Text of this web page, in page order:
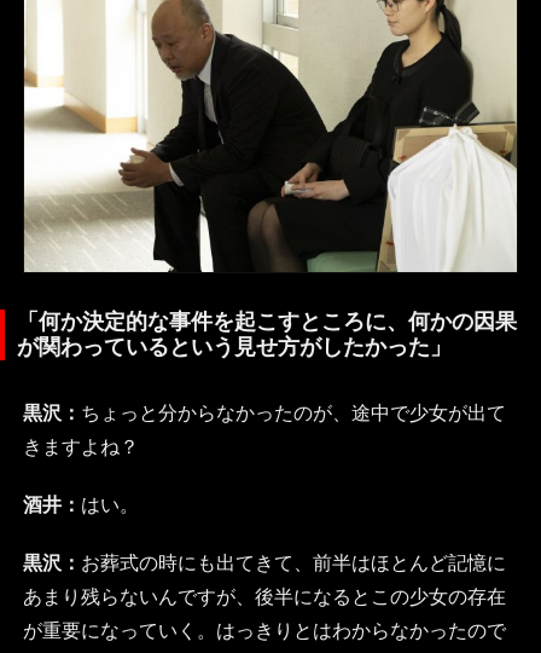
「何か決定的な事件を起こすところに、何かの因果
が関わっているという見せ方がしたかった」
黒沢： ちょっと分からなかったのが、途中で少女が出て
きますよね？
酒井： はい。
黒沢： お葬式の時にも出てきて、前半はほとんど記憶に
あまり残らないんですが、後半になるとこの少女の存在
が重要になっていく。はっきりとはわからなかったので